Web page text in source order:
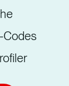
Codes